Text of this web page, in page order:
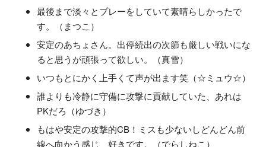
最後まで淡々とプレーをしていて素晴らしかったで
す。（まつこ）
安定のあちょさん。出停続出の次節も厳しい戦いにな
ると思うが頑張って欲しい。（真雪）
いつもとにかく上手くて声が出ます笑（☆ミュウ☆）
誰よりも冷静に守備に攻撃に貢献していた、あれは
PKだろ（ゆづき）
もはや安定の攻撃的CB！ミスも少ないしどんどん前
線へ向かう感じ、好きです。（でらしねこ）